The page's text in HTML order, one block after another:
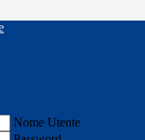
Nome Utente